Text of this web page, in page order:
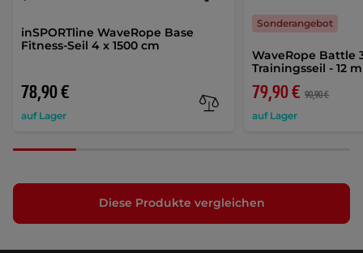
inSPORTline WaveRope Base
Fitness-Seil 4 x 1500 cm
78,90 €
auf Lager
WaveRope Battle
Trainingsseil - 12
79,90 € 90,90 €
auf Lager
Sonderangebot
Diese Produkte vergleichen